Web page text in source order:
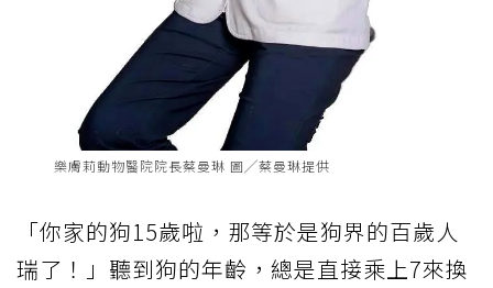
樂膚莉動物醫院院長蔡曼琳 圖╱蔡曼琳提供
「你家的狗15歲啦，那等於是狗界的百歲人
瑞了！」聽到狗的年齡，總是直接乘上7來換